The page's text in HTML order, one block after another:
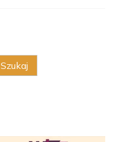
Szukaj